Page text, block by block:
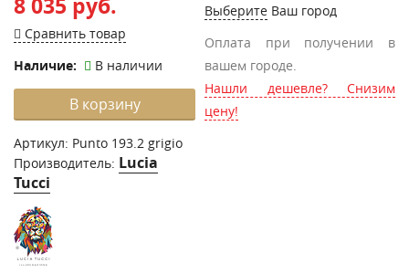
Сравнить товар
Наличие:
В наличии
В корзину
Артикул: Punto 193.2 grigio
Производитель: Lucia
Tucci
Выберите Ваш город
Оплата при получении в
вашем городе.
Нашли дешевле? Снизим
цену!